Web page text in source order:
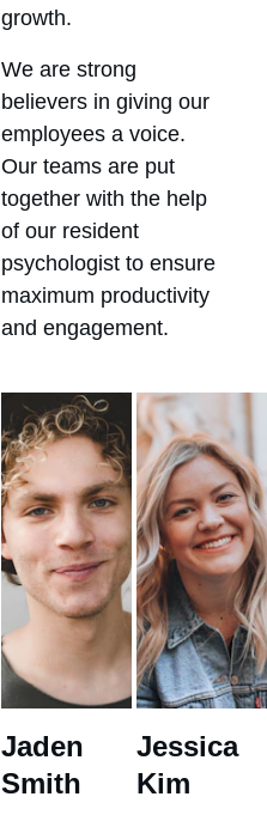
growth.
We are strong
believers in giving our
employees a voice.
Our teams are put
together with the help
of our resident
psychologist to ensure
maximum productivity
and engagement.
Jaden
Smith
Jessica
Kim